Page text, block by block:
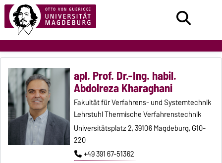
apl. Prof. Dr.-Ing. habil.
Abdolreza Kharaghani
Fakultät für Verfahrens- und Systemtechnik
Lehrstuhl Thermische Verfahrenstechnik
Universitätsplatz 2, 39106 Magdeburg, G10-
220
+49 391 67-51362